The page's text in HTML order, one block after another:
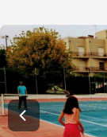
Filtros